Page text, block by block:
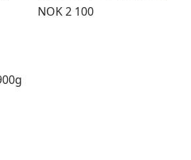
Pris:
NOK 2 100